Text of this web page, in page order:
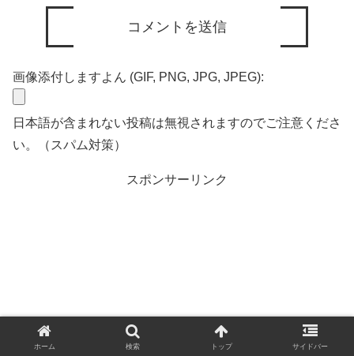
画像添付しますよん (GIF, PNG, JPG, JPEG):
日本語が含まれない投稿は無視されますのでご注意くださ
い。（スパム対策）
スポンサーリンク
ホーム 検索 トップ サイドバー